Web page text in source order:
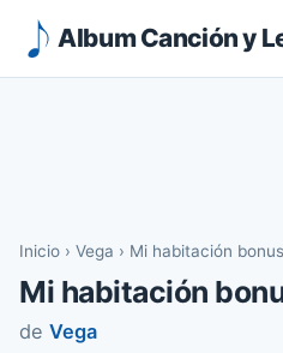
Album Canción y
Inicio › Vega › Mi habitación bonus
Mi habitación
de Vega